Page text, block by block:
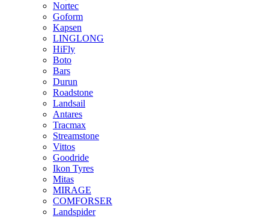
Nortec
Goform
Kapsen
LINGLONG
HiFly
Boto
Bars
Durun
Roadstone
Landsail
Antares
Tracmax
Streamstone
Vittos
Goodride
Ikon Tyres
Mitas
MIRAGE
COMFORSER
Landspider